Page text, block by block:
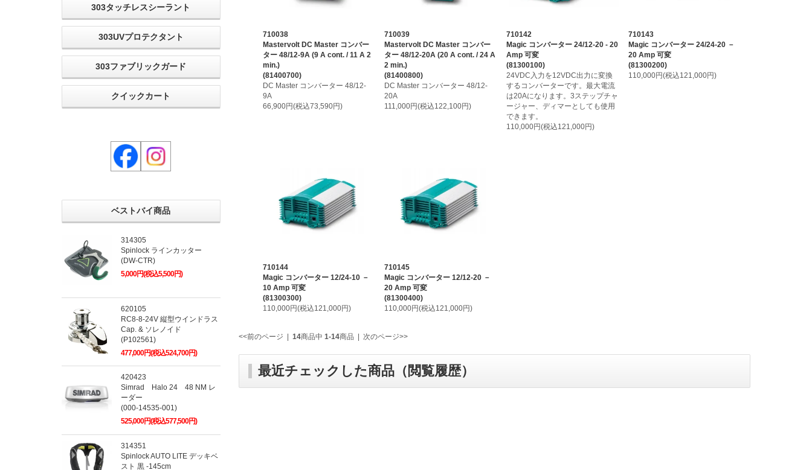
710038
Mastervolt DC Master コンバー
ター 48/12-9A (9 A cont. / 11 A 2
min.)
(81400700)
DC Master コンバーター 48/12-
9A
66,900円(税込73,590円)
710039
Mastervolt DC Master コンバー
ター 48/12-20A (20 A cont. / 24 A
2 min.)
(81400800)
DC Master コンバーター 48/12-
20A
111,000円(税込122,100円)
710142
Magic コンバーター 24/12-20 - 20
Amp 可変
(81300100)
24VDC入力を12VDC出力に変換
するコンバーターです。最大電流
は20Aになります。3ステップチャ
ージャー、ディマーとしても使用
できます。
110,000円(税込121,000円)
710143
Magic コンバーター 24/24-20 －
20 Amp 可変
(81300200)
110,000円(税込121,000円)
710144
Magic コンバーター 12/24-10 －
10 Amp 可変
(81300300)
110,000円(税込121,000円)
710145
Magic コンバーター 12/12-20 －
20 Amp 可変
(81300400)
110,000円(税込121,000円)
<<前のページ | 14商品中 1-14商品 | 次のページ>>
最近チェックした商品（閲覧履歴）
303タッチレスシーラント
303UVプロテクタント
303ファブリックガード
クイックカート
ベストバイ商品
314305
Spinlock ラインカッター
(DW-CTR)
5,000円(税込5,500円)
620105
RC8-8-24V 縦型ウインドラス
Cap. & ソレノイド
(P102561)
477,000円(税込524,700円)
420423
Simrad Halo 24 48 NM レ
ーダー
(000-14535-001)
525,000円(税込577,500円)
314351
Spinlock AUTO LITE デッキベ
スト 黒 -145cm